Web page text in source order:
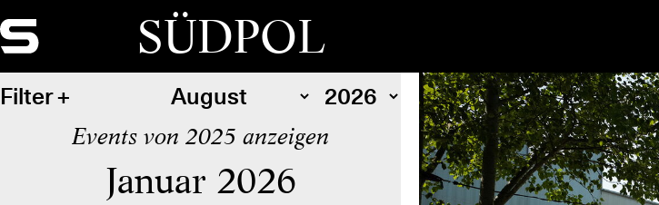
SÜDPOL
Filter
Events von 2025 anzeigen
Januar 2026